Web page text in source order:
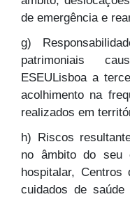
de emergência e
g)
patrimoniais
ESEULisboa a
acolhimento na
realizados em
h) Riscos
no âmbito do seu
hospitalar,
cuidados de